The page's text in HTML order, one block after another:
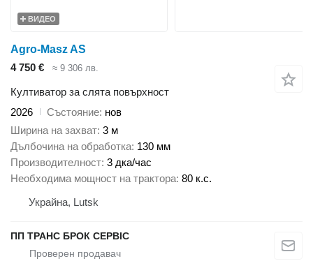
ВИДЕО
Agro-Masz AS
4 750 €
≈ 9 306 лв.
Култиватор за слята повърхност
2026
Състояние нов
Ширина на захват 3 м
Дълбочина на обработка 130 мм
Производителност 3 дка/час
Необходима мощност на трактора 80 к.с.
Украйна, Lutsk
ПП ТРАНС БРОК СЕРВІС